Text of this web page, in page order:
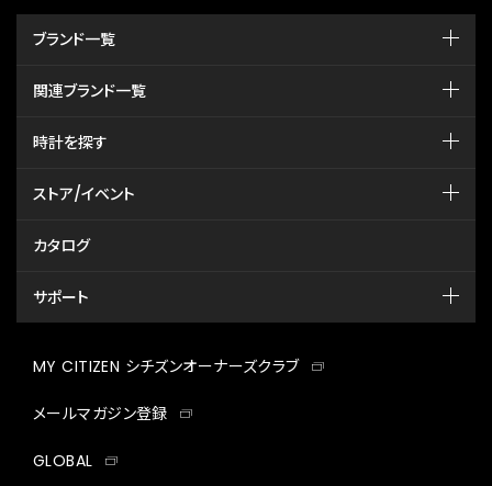
ブランド一覧
関連ブランド一覧
時計を探す
ストア/イベント
カタログ
サポート
MY CITIZEN シチズンオーナーズクラブ
メールマガジン登録
GLOBAL